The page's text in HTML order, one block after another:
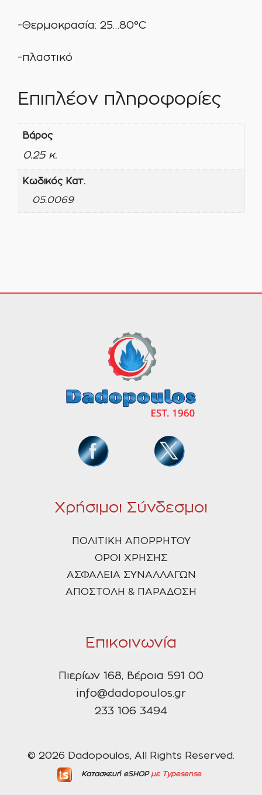
-Θερμοκρασία: 25…80°C
-πλαστικό
Επιπλέον πληροφορίες
Βάρος
0.25 κ.
Κωδικός Κατ.
05.0069
Χρήσιμοι Σύνδεσμοι
ΠΟΛΙΤΙΚΗ ΑΠΟΡΡΗΤΟΥ
ΟΡΟΙ ΧΡΗΣΗΣ
ΑΣΦΑΛΕΙΑ ΣΥΝΑΛΛΑΓΩΝ
ΑΠΟΣΤΟΛΗ & ΠΑΡΑΔΟΣΗ
Επικοινωνία
Πιερίων 168, Βέροια 591 00
info@dadopoulos.gr
233 106 3494
© 2026 Dadopoulos, All Rights Reserved.
Κατασκευή eSHOPμε Typesense